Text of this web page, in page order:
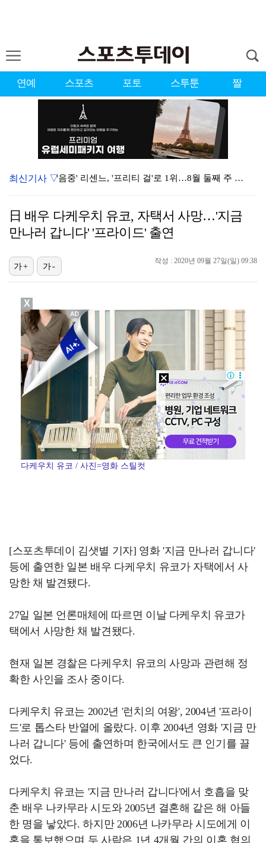
연예 스포츠 포토 스투툰 짤
'음중' 리센느, '프리티 걸'로 1위…8월 둘째 주 …
강채연, 제주삼다수 3R 선두 질주…서어진·장은수 1타…
아이들, '톰보이'까지 MV 4억뷰 돌파…통산 3번째 …
'전참시' 리센느 메이 "희망 보이지 않아 팀 탈퇴 고…
생애 첫 승 노리는 강채연·서어진·장은수, 제주삼다수 …
[ST포토] 정지효, 퍼터 확인
축구협회 성접대 파문에 더불어민주당 "타락한 뒷거래로 …
최신기사 ▽
日 배우 다케우치 유코, 자택서 사망…'지금
만나러 갑니다' '프라이드' 출연
작성 : 2020년 09월 27일(일) 09:38
가+ 가-
다케우치 유코 / 사진=영화 스틸컷
[스포츠투데이 김샛별 기자] 영화 '지금 만나러 갑니다'
등에 출연한 일본 배우 다케우치 유코가 자택에서 사
망한 채 발견됐다.
27일 일본 언론매체에 따르면 이날 다케우치 유코가
택에서 사망한 채 발견됐다.
현재 일본 경찰은 다케우치 유코의 사망과 관련해 정
확한 사인을 조사 중이다.
다케우치 유코는 2002년 '런치의 여왕', 2004년 '프라이
드'로 톱스타 반열에 올랐다. 이후 2004년 영화 '지금 만
나러 갑니다' 등에 출연하며 한국에서도 큰 인기를 끌
었다.
다케우치 유코는 '지금 만나러 갑니다'에서 호흡을 맞
춘 배우 나카무라 시도와 2005년 결혼해 같은 해 아들
한 명을 낳았다. 하지만 2006년 나카무라 시도에게 이
혼을 통보했으며 두 사람은 1년 4개월 간의 이혼 협의
X